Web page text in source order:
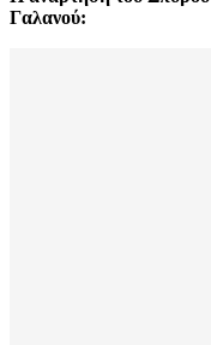
Γαλανού: